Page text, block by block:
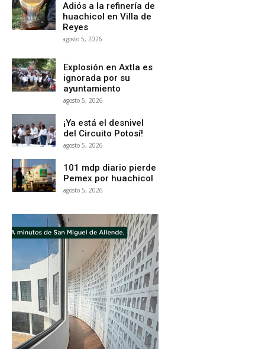
Adiós a la refinería de
huachicol en Villa de
Reyes
agosto 5, 2026
Explosión en Axtla es
ignorada por su
ayuntamiento
agosto 5, 2026
¡Ya está el desnivel
del Circuito Potosí!
agosto 5, 2026
101 mdp diario pierde
Pemex por huachicol
agosto 5, 2026